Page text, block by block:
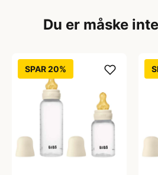
Du er måske
SPAR 20%